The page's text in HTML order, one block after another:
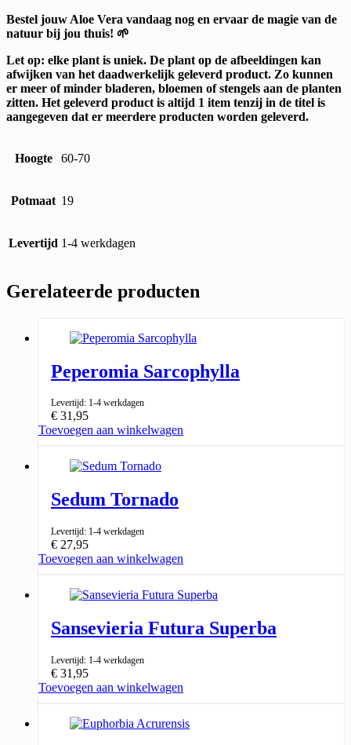
Bestel jouw Aloe Vera vandaag nog en ervaar de magie van de
natuur bij jou thuis! 🌱
Let op: elke plant is uniek. De plant op de afbeeldingen kan
afwijken van het daadwerkelijk geleverd product. Zo kunnen
er meer of minder bladeren, bloemen of stengels aan de planten
zitten. Het geleverd product is altijd 1 item tenzij in de titel is
aangegeven dat er meerdere producten worden geleverd.
Hoogte 60-70
Potmaat 19
Levertijd 1-4 werkdagen
Gerelateerde producten
Peperomia Sarcophylla
Levertijd: 1-4 werkdagen
€ 31,95
Toevoegen aan winkelwagen
Sedum Tornado
Levertijd: 1-4 werkdagen
€ 27,95
Toevoegen aan winkelwagen
Sansevieria Futura Superba
Levertijd: 1-4 werkdagen
€ 31,95
Toevoegen aan winkelwagen